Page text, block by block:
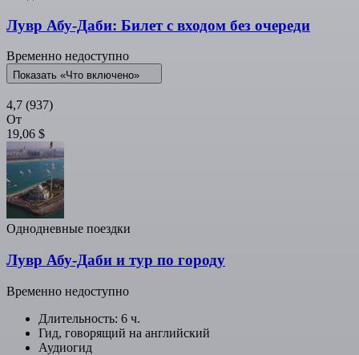
Лувр Абу-Даби: Билет с входом без очереди
Временно недоступно
Показать «Что включено»
4,7 (937)
От
19,06 $
Однодневные поездки
Лувр Абу-Даби и тур по городу
Временно недоступно
Длительность: 6 ч.
Гид, говорящий на английский
Аудиогид